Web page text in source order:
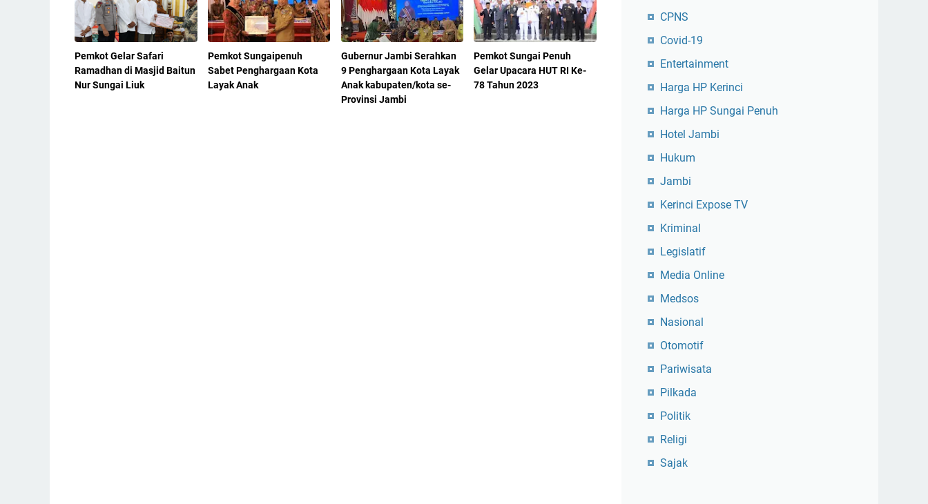
Pemkot Gelar Safari
Ramadhan di Masjid Baitun
Nur Sungai Liuk
Pemkot Sungaipenuh
Sabet Penghargaan Kota
Layak Anak
Gubernur Jambi Serahkan
9 Penghargaan Kota Layak
Anak kabupaten/kota se-
Provinsi Jambi
Pemkot Sungai Penuh
Gelar Upacara HUT RI Ke-
78 Tahun 2023
CPNS
Covid-19
Entertainment
Harga HP Kerinci
Harga HP Sungai Penuh
Hotel Jambi
Hukum
Jambi
Kerinci Expose TV
Kriminal
Legislatif
Media Online
Medsos
Nasional
Otomotif
Pariwisata
Pilkada
Politik
Religi
Sajak